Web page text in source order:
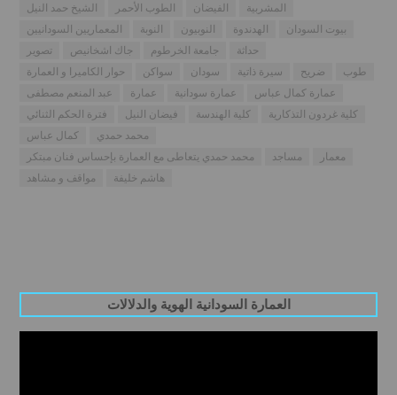
الشيخ حمد النيل
الطوب الأحمر الفيضان
المشربية
المعماريين السودانيين
النوبة النوبيون الهدندوة
بيوت السودان
تصوير
جاك اشخانيص جامعة الخرطوم
حداثة
حوار الكاميرا و العمارة
سواكن سودان سيرة ذاتية ضريح
طوب
عبد المنعم مصطفى
عمارة عمارة سودانية
عمارة كمال عباس
فترة الحكم الثنائي
فيضان النيل كلية الهندسة
كلية غردون التذكارية
كمال عباس
محمد حمدي
محمد حمدي يتعاطى مع العمارة بإحساس فنان مبتكر
مساجد
معمار
مواقف و مشاهد
هاشم خليفة
العمارة السودانية الهوية والدلالات